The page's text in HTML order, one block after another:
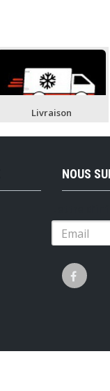
Livraison
NOUS